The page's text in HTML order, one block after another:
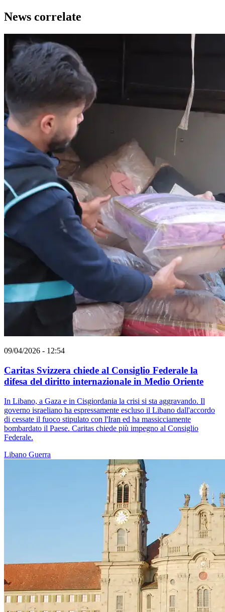
News correlate
09/04/2026 - 12:54
Caritas Svizzera chiede al Consiglio Federale la
difesa del diritto internazionale in Medio Oriente
In Libano, a Gaza e in Cisgiordania la crisi si sta aggravando. Il
governo israeliano ha espressamente escluso il Libano dall'accordo
di cessate il fuoco stipulato con l'Iran ed ha massicciamente
bombardato il Paese. Caritas chiede più impegno al Consiglio
Federale.
Libano Guerra